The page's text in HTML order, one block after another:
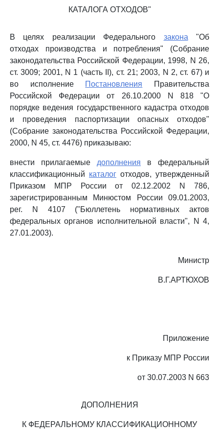
КАТАЛОГА ОТХОДОВ"
В целях реализации Федерального закона "Об
отходах производства и потребления" (Собрание
законодательства Российской Федерации, 1998, N 26,
ст. 3009; 2001, N 1 (часть II), ст. 21; 2003, N 2, ст. 67) и
во исполнение Постановления Правительства
Российской Федерации от 26.10.2000 N 818 "О
порядке ведения государственного кадастра отходов
и проведения паспортизации опасных отходов"
(Собрание законодательства Российской Федерации,
2000, N 45, ст. 4476) приказываю:
внести прилагаемые дополнения в федеральный
классификационный каталог отходов, утвержденный
Приказом МПР России от 02.12.2002 N 786,
зарегистрированным Минюстом России 09.01.2003,
рег. N 4107 ("Бюллетень нормативных актов
федеральных органов исполнительной власти", N 4,
27.01.2003).
Министр
В.Г.АРТЮХОВ
Приложение
к Приказу МПР России
от 30.07.2003 N 663
ДОПОЛНЕНИЯ
К ФЕДЕРАЛЬНОМУ КЛАССИФИКАЦИОННОМУ